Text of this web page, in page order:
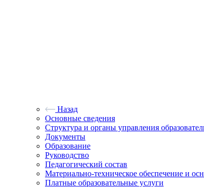
Назад
Основные сведения
Структура и органы управления
Документы
Образование
Руководство
Педагогический состав
Материально-техническое обеспечение и
Платные образовательные услуги